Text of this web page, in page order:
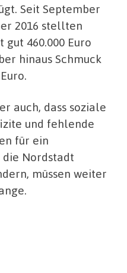
Seit September
2016 stellten
460.000 Euro
hinaus Schmuck
auch, dass soziale
und fehlende
für ein
Nordstadt
müssen weiter